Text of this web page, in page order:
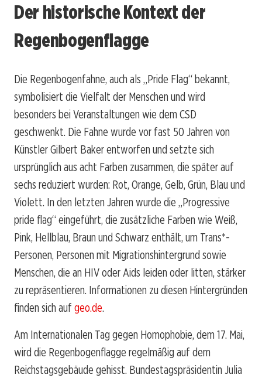
Der historische Kontext der
Regenbogenflagge
Die Regenbogenfahne, auch als „Pride Flag“ bekannt,
symbolisiert die Vielfalt der Menschen und wird
besonders bei Veranstaltungen wie dem CSD
geschwenkt. Die Fahne wurde vor fast 50 Jahren von
Künstler Gilbert Baker entworfen und setzte sich
ursprünglich aus acht Farben zusammen, die später auf
sechs reduziert wurden: Rot, Orange, Gelb, Grün, Blau und
Violett. In den letzten Jahren wurde die „Progressive
pride flag“ eingeführt, die zusätzliche Farben wie Weiß,
Pink, Hellblau, Braun und Schwarz enthält, um Trans*-
Personen, Personen mit Migrationshintergrund sowie
Menschen, die an HIV oder Aids leiden oder litten, stärker
zu repräsentieren. Informationen zu diesen Hintergründen
finden sich auf geo.de.
Am Internationalen Tag gegen Homophobie, dem 17. Mai,
wird die Regenbogenflagge regelmäßig auf dem
Reichstagsgebäude gehisst. Bundestagspräsidentin Julia